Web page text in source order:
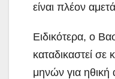
είναι πλέον
Ειδικότερα, ο
καταδικαστεί σε
μηνών για ηθική